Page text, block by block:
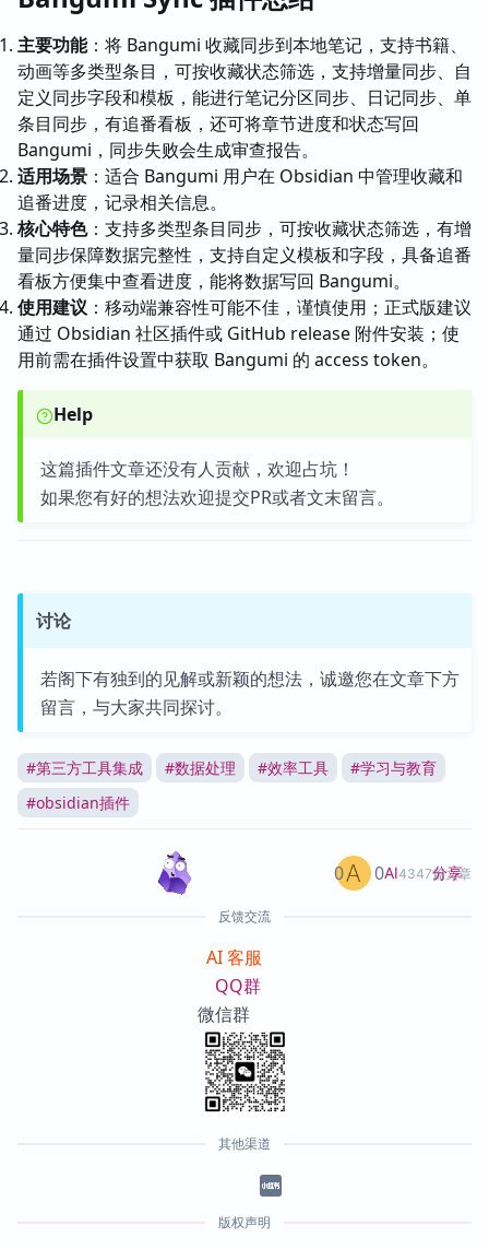
主要功能：将 Bangumi 收藏同步到本地笔记，支持书籍、
动画等多类型条目，可按收藏状态筛选，支持增量同步、自
定义同步字段和模板，能进行笔记分区同步、日记同步、单
条目同步，有追番看板，还可将章节进度和状态写回
Bangumi，同步失败会生成审查报告。
适用场景 ：适合 Bangumi 用户在 Obsidian 中管理收藏和
追番进度，记录相关信息。
核心特色：支持多类型条目同步，可按收藏状态筛选，有增
量同步保障数据完整性，支持自定义模板和字段，具备追番
看板方便集中查看进度，能将数据写回 Bangumi。
使用建议 ：移动端兼容性可能不佳，谨慎使用；正式版建议
通过 Obsidian 社区插件或 GitHub release 附件安装；使
用前需在插件设置中获取 Bangumi 的 access token。
Help
这篇插件文章还没有人贡献，欢迎占坑！
如果您有好的想法欢迎提交PR或者文末留言。
讨论
若阁下有独到的见解或新颖的想法，诚邀您在文章下方
留言，与大家共同探讨。
#第三方工具集成 #数据处理 #效率工具 #学习与教育
#obsidian插件
AI4347篇文章
0 0 分享
反馈交流
AI 客服
QQ群
微信群
其他渠道
版权声明